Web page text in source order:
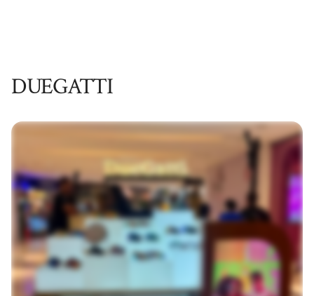
DUEGATTI